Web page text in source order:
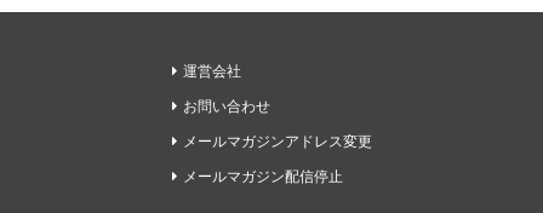
運営会社
お問い合わせ
メールマガジンアドレス変更
メールマガジン配信停止